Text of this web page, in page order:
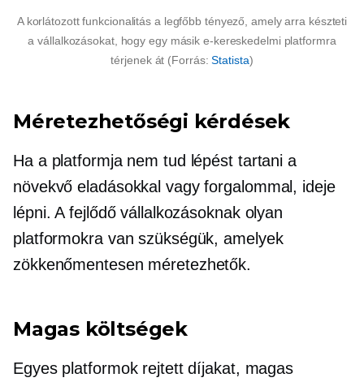
A korlátozott funkcionalitás a legfőbb tényező, amely arra készteti
a vállalkozásokat, hogy egy másik e-kereskedelmi platformra
térjenek át (Forrás:Statista)
Méretezhetőségi kérdések
Ha a platformja nem tud lépést tartani a
növekvő eladásokkal vagy forgalommal, ideje
lépni. A fejlődő vállalkozásoknak olyan
platformokra van szükségük, amelyek
zökkenőmentesen méretezhetők.
Magas költségek
Egyes platformok rejtett díjakat, magas